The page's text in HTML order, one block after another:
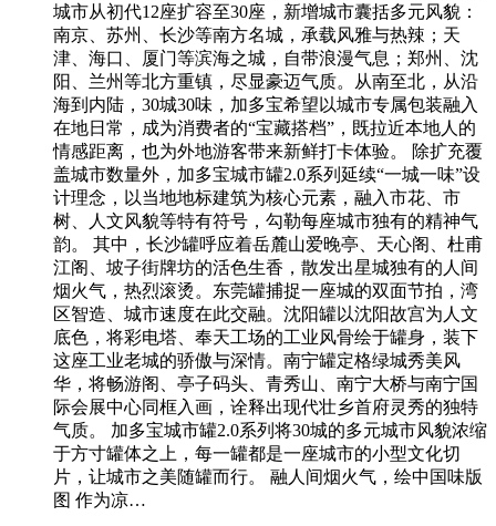
城市从初代12座扩容至30座，新增城市囊括多元风貌：
南京、苏州、长沙等南方名城，承载风雅与热辣；天
津、海口、厦门等滨海之城，自带浪漫气息；郑州、沈
阳、兰州等北方重镇，尽显豪迈气质。从南至北，从沿
海到内陆，30城30味，加多宝希望以城市专属包装融入
在地日常，成为消费者的“宝藏搭档”，既拉近本地人的
情感距离，也为外地游客带来新鲜打卡体验。 除扩充覆
盖城市数量外，加多宝城市罐2.0系列延续“一城一味”设
计理念，以当地地标建筑为核心元素，融入市花、市
树、人文风貌等特有符号，勾勒每座城市独有的精神气
韵。 其中，长沙罐呼应着岳麓山爱晚亭、天心阁、杜甫
江阁、坡子街牌坊的活色生香，散发出星城独有的人间
烟火气，热烈滚烫。东莞罐捕捉一座城的双面节拍，湾
区智造、城市速度在此交融。沈阳罐以沈阳故宫为人文
底色，将彩电塔、奉天工场的工业风骨绘于罐身，装下
这座工业老城的骄傲与深情。南宁罐定格绿城秀美风
华，将畅游阁、亭子码头、青秀山、南宁大桥与南宁国
际会展中心同框入画，诠释出现代壮乡首府灵秀的独特
气质。 加多宝城市罐2.0系列将30城的多元城市风貌浓缩
于方寸罐体之上，每一罐都是一座城市的小型文化切
片，让城市之美随罐而行。 融人间烟火气，绘中国味版
图 作为凉…